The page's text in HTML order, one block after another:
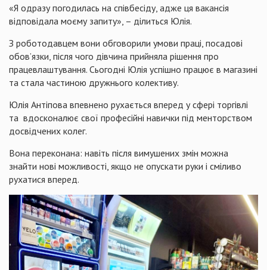
«Я одразу погодилась на співбесіду, адже ця вакансія
відповідала моєму запиту», – ділиться Юлія.
З роботодавцем вони обговорили умови праці, посадові
обов’язки, після чого дівчина прийняла рішення про
працевлаштування. Сьогодні Юлія успішно працює в магазині
та стала частиною дружнього колективу.
Юлія Антіпова впевнено рухається вперед у сфері торгівлі
та вдосконалює свої професійні навички під менторством
досвідчених колег.
Вона переконана: навіть після вимушених змін можна
знайти нові можливості, якщо не опускати руки і сміливо
рухатися вперед.